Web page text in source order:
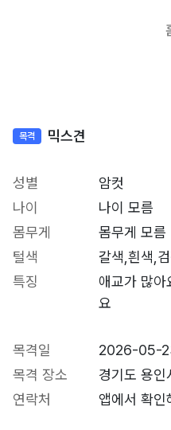
목격 믹스견
성별
암컷
나이
나이 모름
몸무게
몸무게 모름
털색
갈색,흰색,
특징
애교가 많아
요
목격일
2026-05-
목격 장소
경기도 용인
연락처
앱에서 확인